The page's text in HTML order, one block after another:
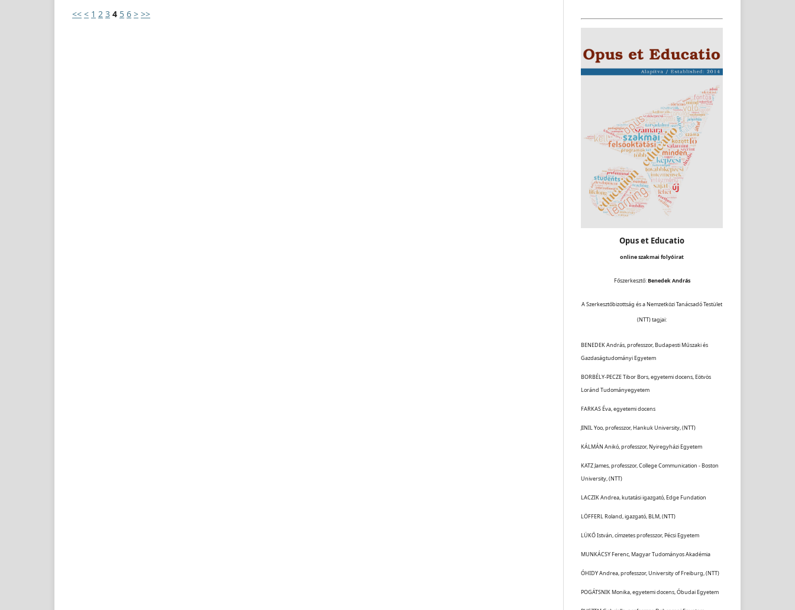
<< < 1 2 3 4 5 6 > >>
Opus et Educatio
online szakmai folyóirat
Főszerkesztő:Benedek András
A Szerkesztőbizottság és a Nemzetközi Tanácsadó Testület
(NTT) tagjai:
BENEDEK András, professzor, Budapesti Műszaki és
Gazdaságtudományi Egyetem
BORBÉLY-PECZE Tibor Bors, egyetemi docens, Eötvös
Loránd Tudományegyetem
FARKAS Éva, egyetemi docens
JINIL Yoo, professzor, Hankuk University, (NTT)
KÁLMÁN Anikó, professzor, Nyiregyházi Egyetem
KATZ James, professzor, College Communication - Boston
University, (NTT)
LACZIK Andrea, kutatási igazgató, Edge Fundation
LÖFFERL Roland, igazgató, BLM, (NTT)
LÜKŐ István, címzetes professzor, Pécsi Egyetem
MUNKÁCSY Ferenc, Magyar Tudományos Akadémia
ÓHIDY Andrea, professzor, University of Freiburg, (NTT)
POGÁTSNIK Monika, egyetemi docens, Óbudai Egyetem